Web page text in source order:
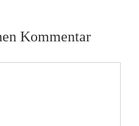
Kommentar